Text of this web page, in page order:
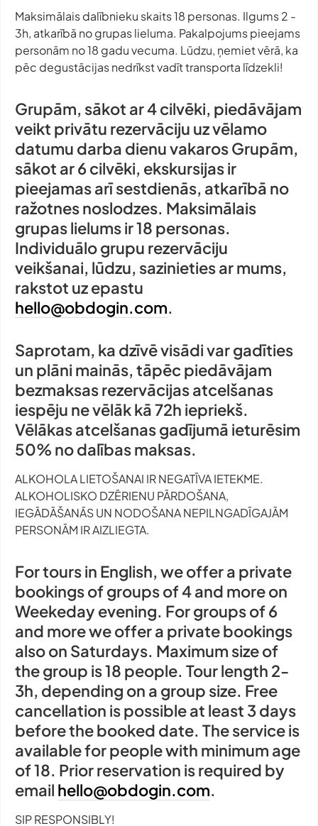
Maksimālais dalībnieku skaits 18 personas. Ilgums 2 -
3h, atkarībā no grupas lieluma. Pakalpojums pieejams
personām no 18 gadu vecuma. Lūdzu, ņemiet vērā, ka
pēc degustācijas nedrīkst vadīt transporta līdzekli!
Grupām, sākot ar 4 cilvēki, piedāvājam
veikt privātu rezervāciju uz vēlamo
datumu darba dienu vakaros Grupām,
sākot ar 6 cilvēki, ekskursijas ir
pieejamas arī sestdienās, atkarībā no
ražotnes noslodzes. Maksimālais
grupas lielums ir 18 personas.
Individuālo grupu rezervāciju
veikšanai, lūdzu, sazinieties ar mums,
rakstot uz epastu
hello@obdogin.com.
Saprotam, ka dzīvē visādi var gadīties
un plāni mainās, tāpēc piedāvājam
bezmaksas rezervācijas atcelšanas
iespēju ne vēlāk kā 72h iepriekš.
Vēlākas atcelšanas gadījumā ieturēsim
50% no dalības maksas.
ALKOHOLA LIETOŠANAI IR NEGATĪVA IETEKME.
ALKOHOLISKO DZĒRIENU PĀRDOŠANA,
IEGĀDĀŠANĀS UN NODOŠANA NEPILNGADĪGAJĀM
PERSONĀM IR AIZLIEGTA.
For tours in English, we offer a private
bookings of groups of 4 and more on
Weekeday evening. For groups of 6
and more we offer a private bookings
also on Saturdays. Maximum size of
the group is 18 people. Tour length 2-
3h, depending on a group size. Free
cancellation is possible at least 3 days
before the booked date. The service is
available for people with minimum age
of 18. Prior reservation is required by
email hello@obdogin.com.
SIP RESPONSIBLY!